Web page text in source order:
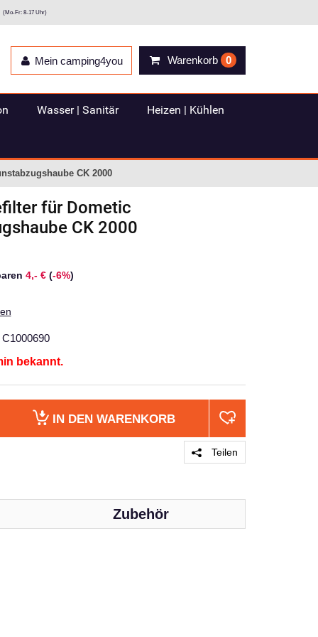
(Mo-Fr: 8-17 Uhr)
Warenkorb 0
Mein camping4you
Wasser | Sanitär Heizen | Kühlen
CK 2000
für Dometic
CK 2000
4,- €(-6%)
C1000690
bekannt.
IN DEN WARENKORB
Teilen
Zubehör